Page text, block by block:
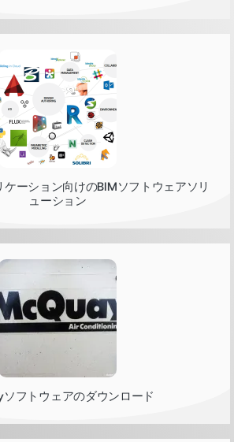
ケーション向けのBIMソフトウェアソリ
ューション
ソフトウェアのダウンロード